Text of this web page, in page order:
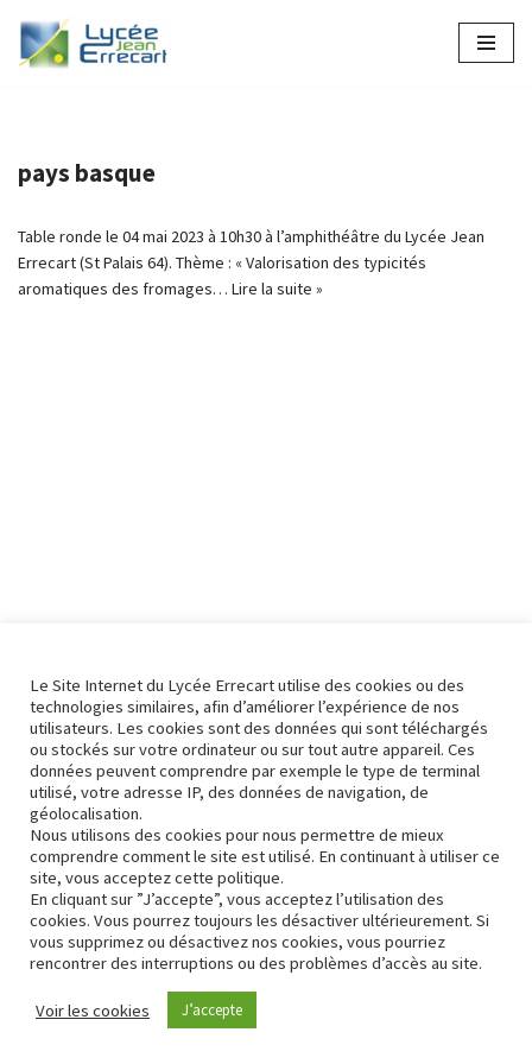
Aller
pays basque
Table ronde le 04 mai 2023 à 10h30 à l’amphithéâtre du Lycée Jean
Errecart (St Palais 64). Thème : « Valorisation des typicités
aromatiques des fromages… Lire la suite »
Conformité RGPD
Le Site Internet du Lycée Errecart utilise des cookies ou des
technologies similaires, afin d’améliorer l’expérience de nos
utilisateurs. Les cookies sont des données qui sont téléchargés
ou stockés sur votre ordinateur ou sur tout autre appareil. Ces
données peuvent comprendre par exemple le type de terminal
utilisé, votre adresse IP, des données de navigation, de
géolocalisation.
Nous utilisons des cookies pour nous permettre de mieux
comprendre comment le site est utilisé. En continuant à utiliser ce
site, vous acceptez cette politique.
En cliquant sur ”J’accepte”, vous acceptez l’utilisation des
cookies. Vous pourrez toujours les désactiver ultérieurement. Si
vous supprimez ou désactivez nos cookies, vous pourriez
rencontrer des interruptions ou des problèmes d’accès au site.
Voir les cookies J’accepte